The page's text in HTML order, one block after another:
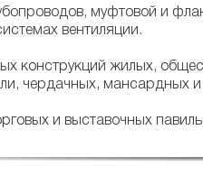
муфтовой и
вентиляции.
конструкций жилых,
чердачных, мансардных
и выставочных